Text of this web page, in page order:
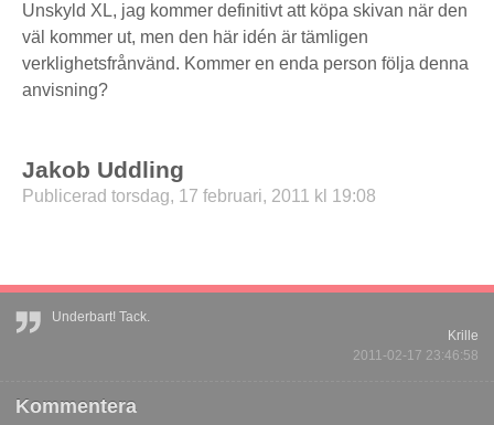
Unskyld XL, jag kommer definitivt att köpa skivan när den
väl kommer ut, men den här idén är tämligen
verklighetsfrånvänd. Kommer en enda person följa denna
anvisning?
Jakob Uddling
Publicerad torsdag, 17 februari, 2011 kl 19:08
Underbart! Tack.
Krille
2011-02-17 23:46:58
Kommentera